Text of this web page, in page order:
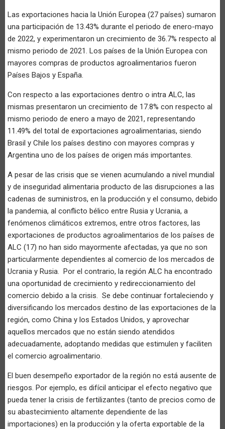
Las exportaciones hacia la Unión Europea (27 países) sumaron
una participación de 13.43% durante el periodo de enero-mayo
de 2022, y experimentaron un crecimiento de 36.7% respecto al
mismo periodo de 2021. Los países de la Unión Europea con
mayores compras de productos agroalimentarios fueron
Países Bajos y España.
Con respecto a las exportaciones dentro o intra ALC, las
mismas presentaron un crecimiento de 17.8% con respecto al
mismo periodo de enero a mayo de 2021, representando
11.49% del total de exportaciones agroalimentarias, siendo
Brasil y Chile los países destino con mayores compras y
Argentina uno de los países de origen más importantes.
A pesar de las crisis que se vienen acumulando a nivel mundial
y de inseguridad alimentaria producto de las disrupciones a las
cadenas de suministros, en la producción y el consumo, debido
la pandemia, al conflicto bélico entre Rusia y Ucrania, a
fenómenos climáticos extremos, entre otros factores, las
exportaciones de productos agroalimentarios de los países de
ALC (17) no han sido mayormente afectadas, ya que no son
particularmente dependientes al comercio de los mercados de
Ucrania y Rusia. Por el contrario, la región ALC ha encontrado
una oportunidad de crecimiento y redireccionamiento del
comercio debido a la crisis. Se debe continuar fortaleciendo y
diversificando los mercados destino de las exportaciones de la
región, como China y los Estados Unidos, y aprovechar
aquellos mercados que no están siendo atendidos
adecuadamente, adoptando medidas que estimulen y faciliten
el comercio agroalimentario.
El buen desempeño exportador de la región no está ausente de
riesgos. Por ejemplo, es difícil anticipar el efecto negativo que
pueda tener la crisis de fertilizantes (tanto de precios como de
su abastecimiento altamente dependiente de las
importaciones) en la producción y la oferta exportable de la